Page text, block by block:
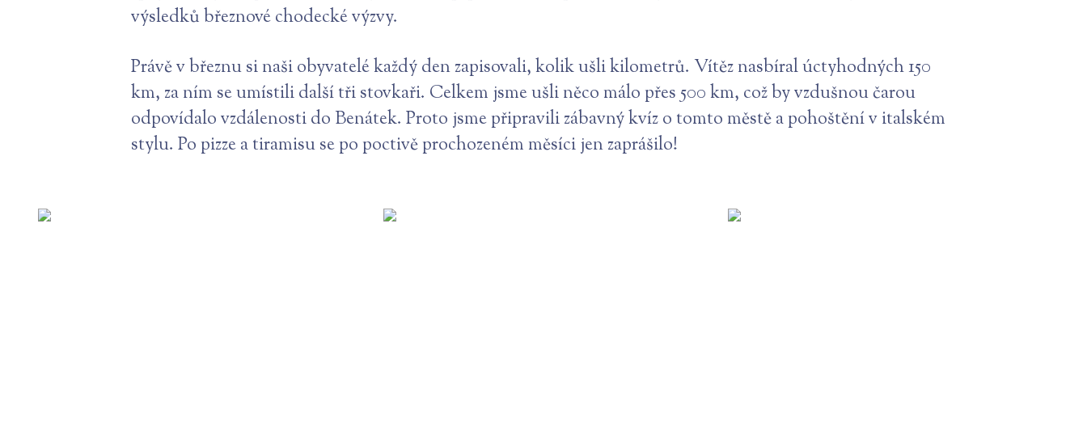
výsledků březnové chodecké výzvy.
Právě v březnu si naši obyvatelé každý den zapisovali, kolik ušli kilometrů. Vítěz nasbíral úctyhodných 150
km, za ním se umístili další tři stovkaři. Celkem jsme ušli něco málo přes 500 km, což by vzdušnou čarou
odpovídalo vzdálenosti do Benátek. Proto jsme připravili zábavný kvíz o tomto městě a pohoštění v italském
stylu. Po pizze a tiramisu se po poctivě prochozeném měsíci jen zaprášilo!